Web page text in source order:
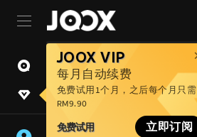
JOOX VIP
每月自动续费
免费试用1个月，之后每个月只需
RM9.90
免费试用 立即订阅